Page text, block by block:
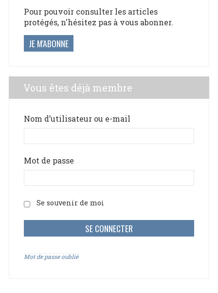
Pour pouvoir consulter les articles
protégés, n'hésitez pas à vous abonner.
JE M'ABONNE
Vous êtes déjà membre
Nom d’utilisateur ou e-mail
Mot de passe
Se souvenir de moi
Mot de passe oublié